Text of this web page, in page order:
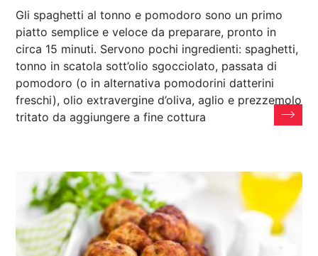
Gli spaghetti al tonno e pomodoro sono un primo
piatto semplice e veloce da preparare, pronto in
circa 15 minuti. Servono pochi ingredienti: spaghetti,
tonno in scatola sott’olio sgocciolato, passata di
pomodoro (o in alternativa pomodorini datterini
freschi), olio extravergine d’oliva, aglio e prezzemolo
tritato da aggiungere a fine cottura